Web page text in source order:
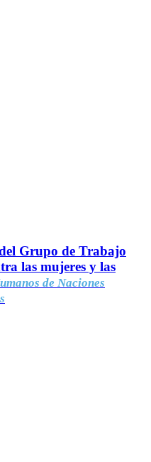
Grupo de Trabajo
las mujeres y las
de Naciones